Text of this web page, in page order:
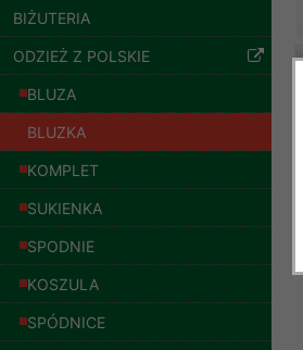
BIŻUTERIA
ODZIEŻ Z POLSKIE
BLUZA
BLUZKA
KOMPLET
SUKIENKA
SPODNIE
KOSZULA
SPÓDNICE
Spodnie damskie
jeansy Roz 25-30, 1
Kolor Paczka 10 szt
61.00 zł